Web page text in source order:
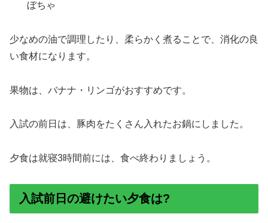
ぼちゃ
少なめの油で調理したり、柔らかく煮ることで、消化の良
い食材になります。
果物は、バナナ・リンゴがおすすめです。
入試の前日は、豚肉をたくさん入れたお鍋にしました。
夕食は就寝3時間前には、食べ終わりましょう。
入試前日の避けたい夕食は?